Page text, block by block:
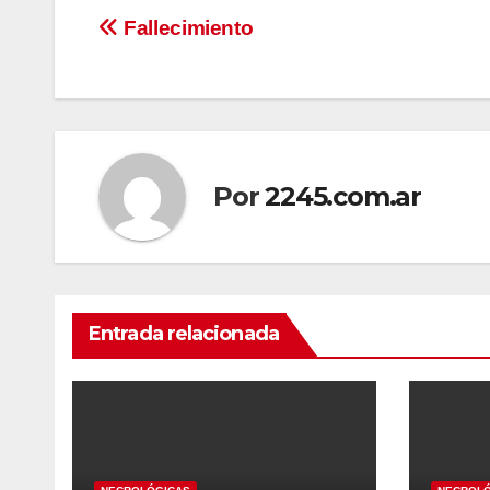
Navegación
Fallecimiento
Por2245.com.ar
Entrada relacionada